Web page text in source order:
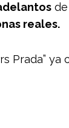
reales.
Prada”